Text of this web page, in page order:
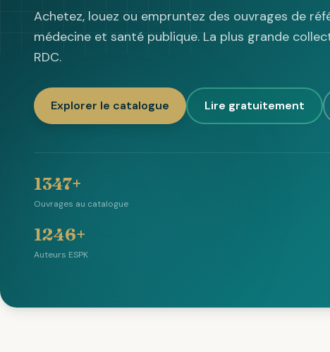
Achetez, louez ou empruntez des ouvrages de
médecine et santé publique. La plus grande
RDC.
Explorer le catalogue Lire gratuitement
1347+
Ouvrages au catalogue
1246+
Auteurs ESPK